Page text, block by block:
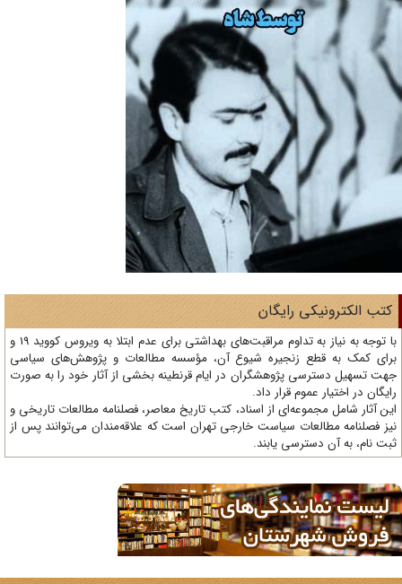
الکترونیکی رایگان
با توجه به نیاز به تداوم مراقبت‌های بهداشتی برای عدم ابتلا به ویروس کووید 19 و
کمک به قطع زنجیره شیوع آن، مؤسسه مطالعات و پژوهش‌های سیاسی
تسهیل دسترسی پژوهشگران در ایام قرنطینه بخشی از آثار خود را به صورت
در اختیار عموم قرار داد.
آثار شامل مجموعه‌ای از اسناد، کتب تاریخ معاصر، فصلنامه‌ مطالعات تاریخی و
فصلنامه مطالعات سیاست خارجی تهران است که علاقه‌مندان می‌توانند پس از
نام، به آن دسترسی یابند.